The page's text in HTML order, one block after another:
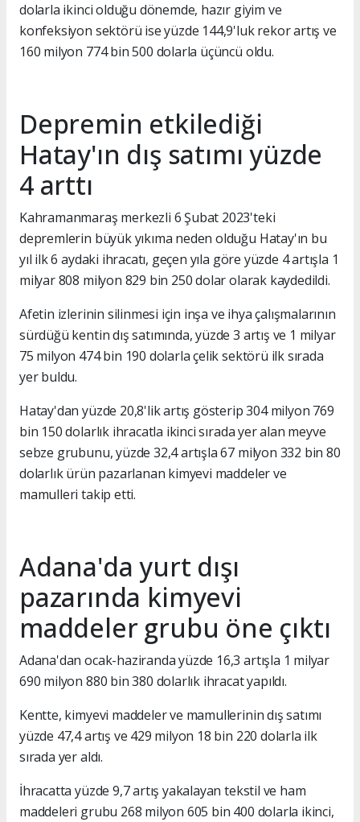
dolarla ikinci olduğu dönemde, hazır giyim ve
konfeksiyon sektörü ise yüzde 144,9'luk rekor artış ve
160 milyon 774 bin 500 dolarla üçüncü oldu.
Depremin etkilediği
Hatay'ın dış satımı yüzde
4 arttı
Kahramanmaraş merkezli 6 Şubat 2023'teki
depremlerin büyük yıkıma neden olduğu Hatay'ın bu
yıl ilk 6 aydaki ihracatı, geçen yıla göre yüzde 4 artışla 1
milyar 808 milyon 829 bin 250 dolar olarak kaydedildi.
Afetin izlerinin silinmesi için inşa ve ihya çalışmalarının
sürdüğü kentin dış satımında, yüzde 3 artış ve 1 milyar
75 milyon 474 bin 190 dolarla çelik sektörü ilk sırada
yer buldu.
Hatay'dan yüzde 20,8'lik artış gösterip 304 milyon 769
bin 150 dolarlık ihracatla ikinci sırada yer alan meyve
sebze grubunu, yüzde 32,4 artışla 67 milyon 332 bin 80
dolarlık ürün pazarlanan kimyevi maddeler ve
mamulleri takip etti.
Adana'da yurt dışı
pazarında kimyevi
maddeler grubu öne çıktı
Adana'dan ocak-haziranda yüzde 16,3 artışla 1 milyar
690 milyon 880 bin 380 dolarlık ihracat yapıldı.
Kentte, kimyevi maddeler ve mamullerinin dış satımı
yüzde 47,4 artış ve 429 milyon 18 bin 220 dolarla ilk
sırada yer aldı.
İhracatta yüzde 9,7 artış yakalayan tekstil ve ham
maddeleri grubu 268 milyon 605 bin 400 dolarla ikinci,